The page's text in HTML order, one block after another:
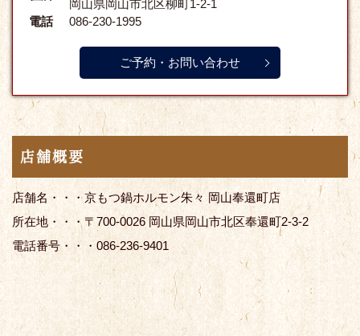
岡山県岡山市北区柳町1-2-1
電話
086-230-1995
ご予約・お問い合わせ
店舗概要
店舗名・・・京もつ鍋ホルモン朱々 岡山奉還町店
所在地・・・〒700-0026 岡山県岡山市北区奉還町2-3-2
電話番号・・・086-236-9401